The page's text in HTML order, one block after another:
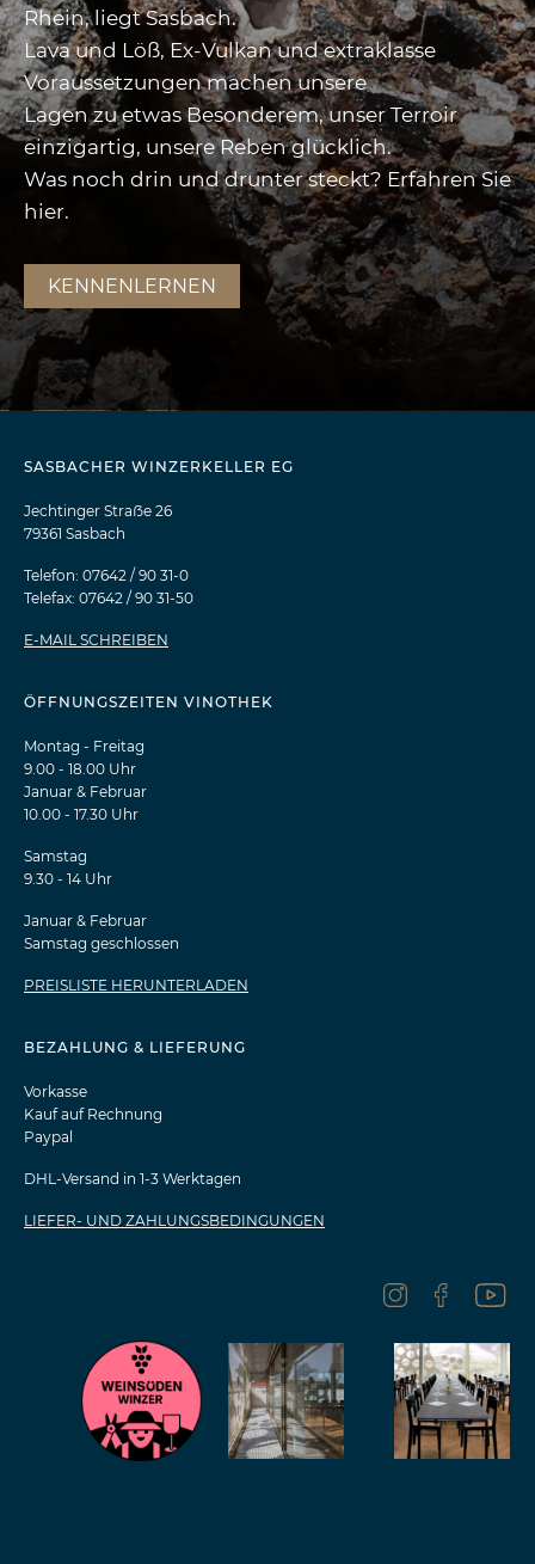
Rhein, liegt Sasbach.
Lava und Löß, Ex-Vulkan und extraklasse
Voraussetzungen machen unsere
Lagen zu etwas Besonderem, unser Terroir
einzigartig, unsere Reben glücklich.
Was noch drin und drunter steckt? Erfahren Sie
hier.
KENNENLERNEN
SASBACHER WINZERKELLER EG
Jechtinger Straẞe 26
79361 Sasbach
Telefon: 07642 / 90 31-0
Telefax: 07642 / 90 31-50
E-MAIL SCHREIBEN
ÖFFNUNGSZEITEN VINOTHEK
Montag - Freitag
9.00 - 18.00 Uhr
Januar & Februar
10.00 - 17.30 Uhr
Samstag
9.30 - 14 Uhr
Januar & Februar
Samstag geschlossen
PREISLISTE HERUNTERLADEN
BEZAHLUNG & LIEFERUNG
Vorkasse
Kauf auf Rechnung
Paypal
DHL-Versand in 1-3 Werktagen
LIEFER- UND ZAHLUNGSBEDINGUNGEN